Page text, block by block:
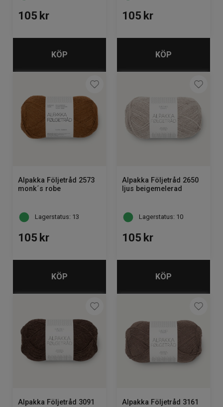
105 kr
KÖP
105 kr
KÖP
Alpakka Följetråd 2573
monk´s robe
Lagerstatus: 13
105 kr
KÖP
Alpakka Följetråd 2650
ljus beigemelerad
Lagerstatus: 10
105 kr
KÖP
Alpakka Följetråd 3091
Alpakka Följetråd 3161